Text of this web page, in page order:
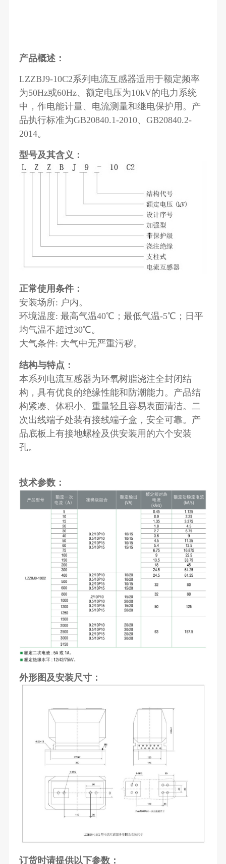
产品概述：
LZZBJ9-10C2系列电流互感器适用于额定频率
为50Hz或60Hz、额定电压为10kV的电力系统
中，作电能计量、电流测量和继电保护用。产
品执行标准为GB20840.1-2010、GB20840.2-
2014。
型号及其含义：
正常使用条件：
安装场所: 户内。
环境温度: 最高气温40℃；最低气温-5℃；日平
均气温不超过30℃。
大气条件: 大气中无严重污秽。
结构与特点：
本系列电流互感器为环氧树脂浇注全封闭结
构，具有优良的绝缘性能和防潮能力。产品结
构紧凑、体积小、重量轻且容易表面清洁。二
次出线端子处装有接线端子盒，安全可靠。产
品底板上有接地螺栓及供安装用的六个安装
孔。
技术参数：
外形图及安装尺寸：
订货时请提供以下参数：